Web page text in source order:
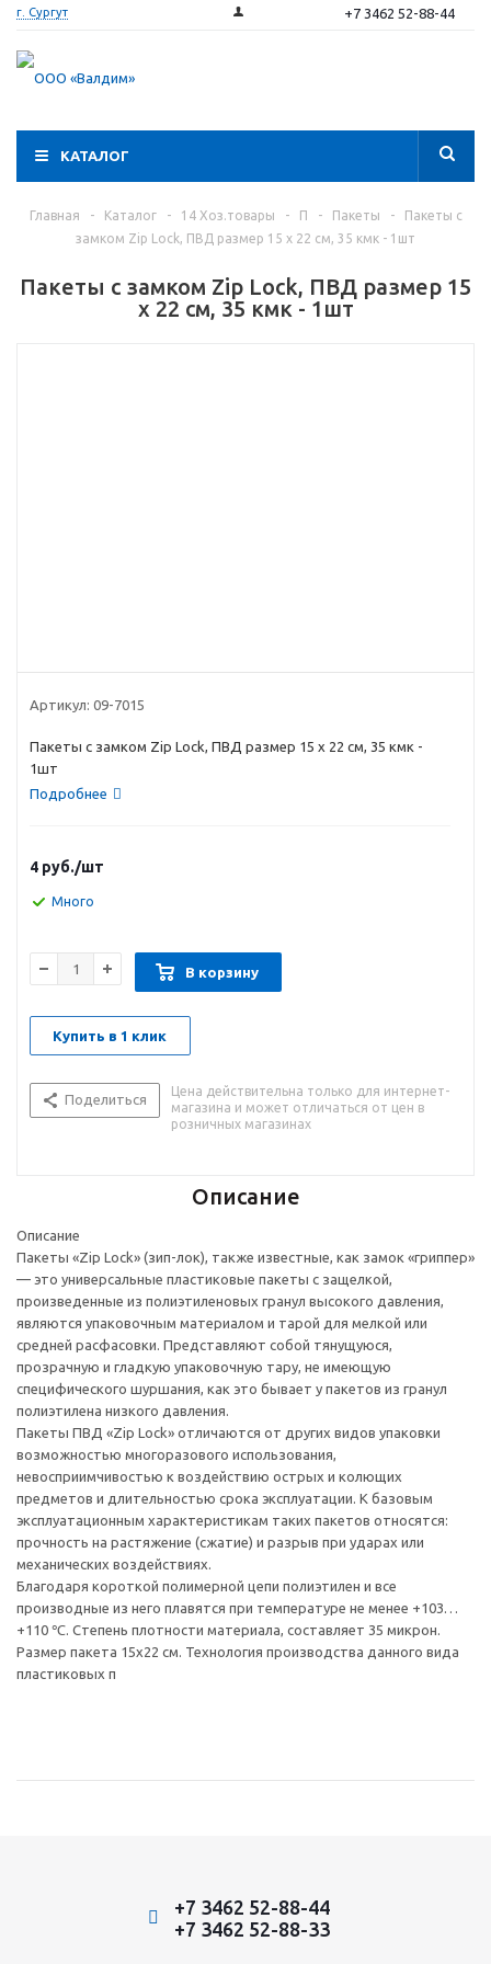
г. Сургут +7 3462 52-88-44
КАТАЛОГ
Главная - Каталог - 14 Хоз.товары - П - Пакеты -
Пакеты с
замком Zip Lock, ПВД размер 15 х 22 см, 35 кмк - 1шт
Пакеты с замком Zip Lock, ПВД размер 15
х 22 см, 35 кмк - 1шт
Артикул: 09-7015
Пакеты с замком Zip Lock, ПВД размер 15 х 22 см, 35 кмк -
1шт
Подробнее
4 руб./шт
Много
В корзину
Купить в 1 клик
Поделиться
Цена действительна только для интернет-
магазина и может отличаться от цен в
розничных магазинах
Описание
Описание
Пакеты «Zip Lock» (зип-лок), также известные, как замок «гриппер»
— это универсальные пластиковые пакеты с защелкой,
произведенные из полиэтиленовых гранул высокого давления,
являются упаковочным материалом и тарой для мелкой или
средней расфасовки. Представляют собой тянущуюся,
прозрачную и гладкую упаковочную тару, не имеющую
специфического шуршания, как это бывает у пакетов из гранул
полиэтилена низкого давления.
Пакеты ПВД «Zip Lock» отличаются от других видов упаковки
возможностью многоразового использования,
невосприимчивостью к воздействию острых и колющих
предметов и длительностью срока эксплуатации. К базовым
эксплуатационным характеристикам таких пакетов относятся:
прочность на растяжение (сжатие) и разрыв при ударах или
механических воздействиях.
Благодаря короткой полимерной цепи полиэтилен и все
производные из него плавятся при температуре не менее +103…
+110 ℃. Степень плотности материала, составляет 35 микрон.
Размер пакета 15х22 см. Технология производства данного вида
пластиковых п
+7 3462 52-88-44
+7 3462 52-88-33